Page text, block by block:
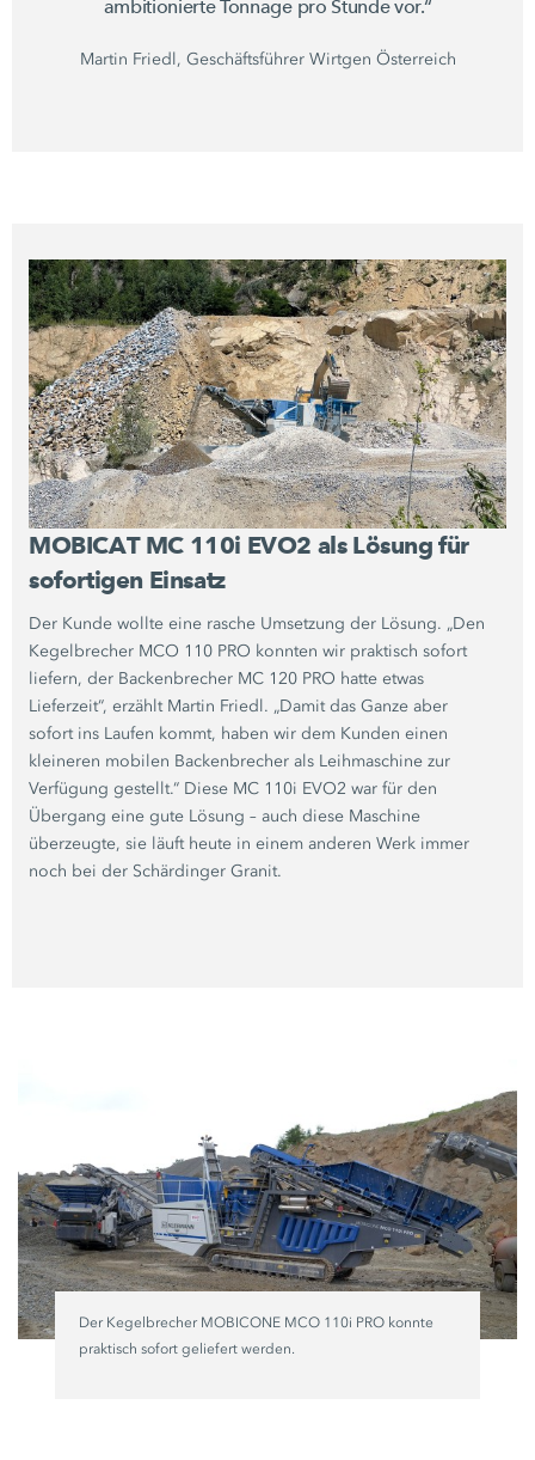
ambitionierte Tonnage pro Stunde vor.“
Martin Friedl, Geschäftsführer Wirtgen Österreich
MOBICAT MC 110i EVO2 als Lösung für
sofortigen Einsatz
Der Kunde wollte eine rasche Umsetzung der Lösung. „Den
Kegelbrecher MCO 110 PRO konnten wir praktisch sofort
liefern, der Backenbrecher MC 120 PRO hatte etwas
Lieferzeit“, erzählt Martin Friedl. „Damit das Ganze aber
sofort ins Laufen kommt, haben wir dem Kunden einen
kleineren mobilen Backenbrecher als Leihmaschine zur
Verfügung gestellt.“ Diese MC 110i EVO2 war für den
Übergang eine gute Lösung – auch diese Maschine
überzeugte, sie läuft heute in einem anderen Werk immer
noch bei der Schärdinger Granit.
Der Kegelbrecher MOBICONE MCO 110i PROkonnte
praktisch sofort geliefert werden.